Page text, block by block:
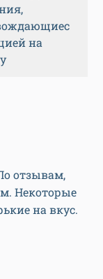
на
отзывам,
Некоторые
на вкус.